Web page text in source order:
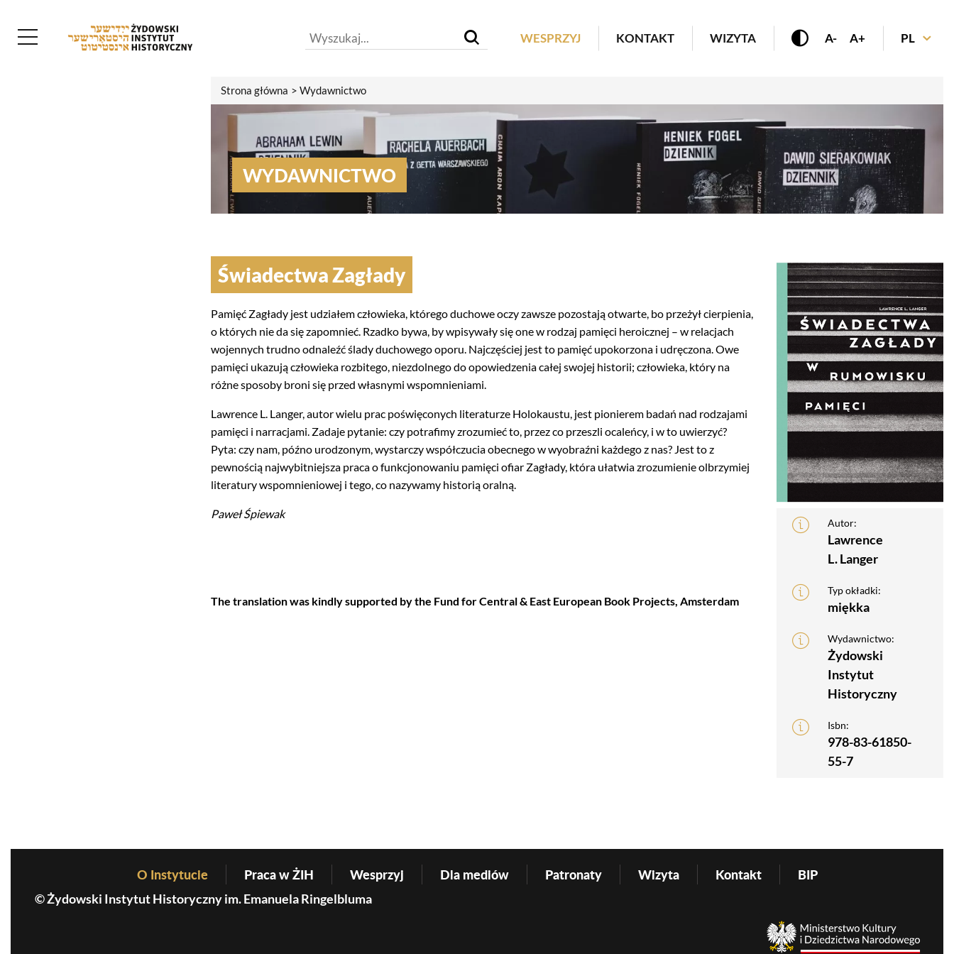
Header Menu
WESPRZYJ KONTAKT WIZYTA A- A+ PL
Strona główna Wydawnictwo
WYDAWNICTWO
Świadectwa Zagłady
Pamięć Zagłady jest udziałem człowieka, którego duchowe oczy zawsze pozostają otwarte, bo przeżył cierpienia,
o których nie da się zapomnieć. Rzadko bywa, by wpisywały się one w rodzaj pamięci heroicznej – w relacjach
wojennych trudno odnaleźć ślady duchowego oporu. Najczęściej jest to pamięć upokorzona i udręczona. Owe
pamięci ukazują człowieka rozbitego, niezdolnego do opowiedzenia całej swojej historii; człowieka, który na
różne sposoby broni się przed własnymi wspomnieniami.
Lawrence L. Langer, autor wielu prac poświęconych literaturze Holokaustu, jest pionierem badań nad rodzajami
pamięci i narracjami. Zadaje pytanie: czy potrafimy zrozumieć to, przez co przeszli ocaleńcy, i w to uwierzyć?
Pyta: czy nam, późno urodzonym, wystarczy współczucia obecnego w wyobraźni każdego z nas? Jest to z
pewnością najwybitniejsza praca o funkcjonowaniu pamięci ofiar Zagłady, która ułatwia zrozumienie olbrzymiej
literatury wspomnieniowej i tego, co nazywamy historią oralną.
Paweł Śpiewak
The translation was kindly supported by the Fund for Central & East European Book Projects, Amsterdam
Autor:
Lawrence
L. Langer
Typ okładki:
miękka
Wydawnictwo:
Żydowski
Instytut
Historyczny
Isbn:
978-83-61850-
55-7
Before Footer Menu
O Instytucie Praca w ŻIH Wesprzyj Dla mediów Patronaty Wizyta Kontakt BIP
© Żydowski Instytut Historyczny im. Emanuela Ringelbluma